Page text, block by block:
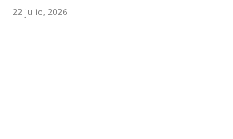
22 julio, 2026